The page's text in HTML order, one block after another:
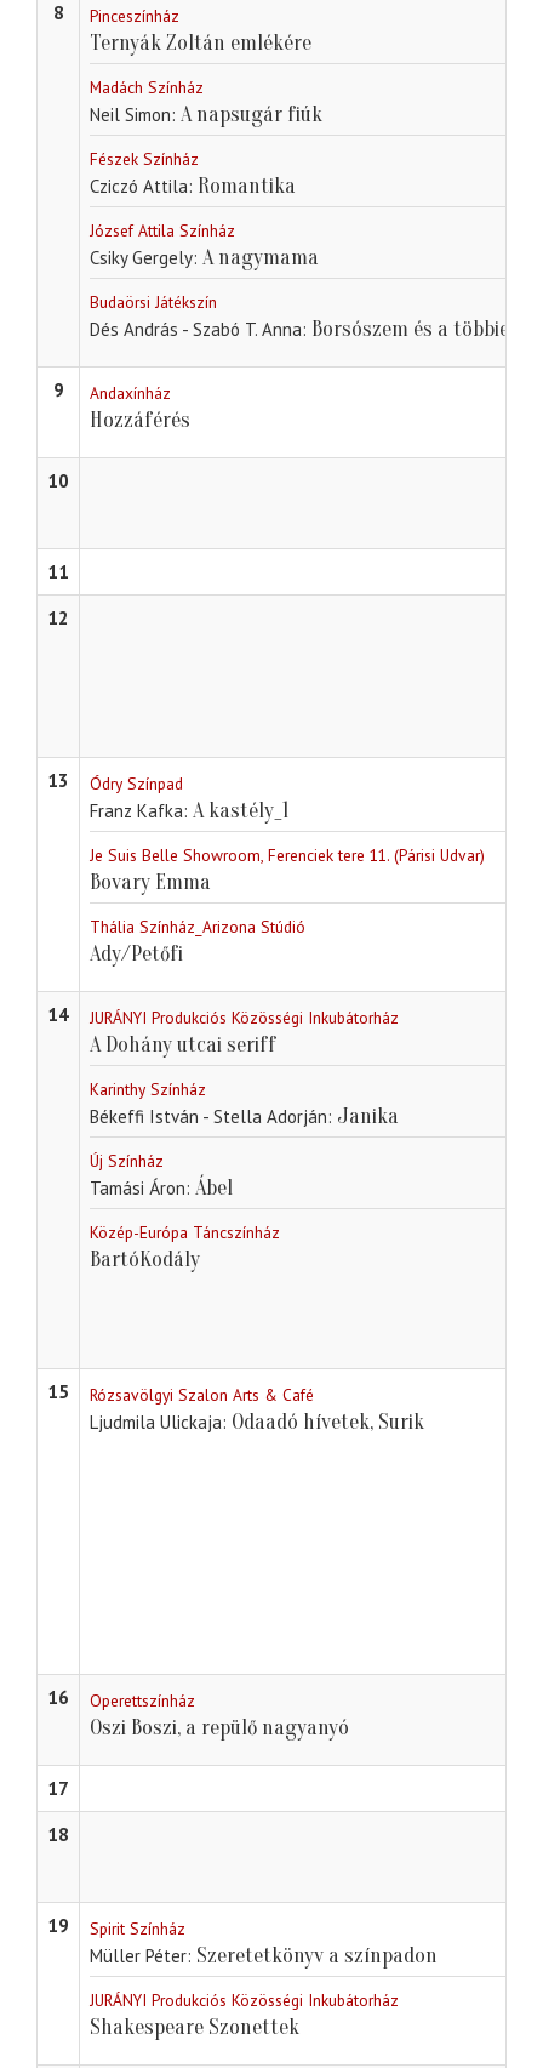
8 Pinceszínház
Ternyák Zoltán emlékére
Madách Színház
Neil Simon A napsugár fiúk
Fészek Színház
Cziczó Attila Romantika
József Attila Színház
Csiky Gergely A nagymama
Budaörsi Játékszín
Dés András - Szabó T. Anna Borsószem és a többiek
9 Andaxínház
Hozzáférés
10
11
12
13 Ódry Színpad
Franz Kafka A kastély_1
Je Suis Belle Showroom, Ferenciek tere 11. (Párisi Udvar)
Bovary Emma
Thália Színház_Arizona Stúdió
Ady/Petőfi
14 JURÁNYI Produkciós Közösségi Inkubátorház
A Dohány utcai seriff
Karinthy Színház
Békeffi István - Stella Adorján Janika
Új Színház
Tamási Áron Ábel
Közép-Európa Táncszínház
BartóKodály
15 Rózsavölgyi Szalon Arts & Café
Ljudmila Ulickaja Odaadó hívetek, Surik
16 Operettszínház
Oszi Boszi, a repülő nagyanyó
17
18
19 Spirit Színház
Müller Péter Szeretetkönyv a színpadon
JURÁNYI Produkciós Közösségi Inkubátorház
Shakespeare Szonettek